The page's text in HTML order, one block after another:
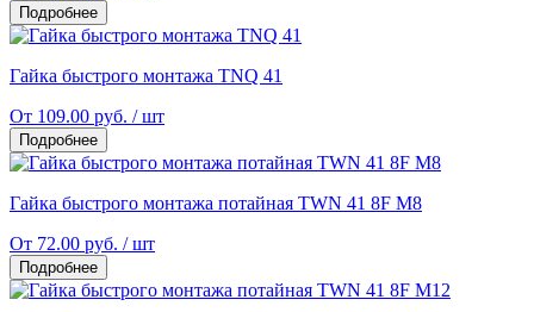
Подробнее
Гайка быстрого монтажа TNQ 41
От 109.00 руб. / шт
Подробнее
Гайка быстрого монтажа потайная TWN 41 8F M8
От 72.00 руб. / шт
Подробнее